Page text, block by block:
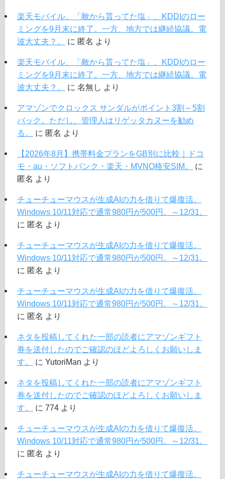
楽天モバイル、「敵から貰ってた塩」、KDDIのロー
ミングを9月末に終了。一方、地方では継続協議。電
波大丈夫？。
に 匿名 より
楽天モバイル、「敵から貰ってた塩」、KDDIのロー
ミングを9月末に終了。一方、地方では継続協議。電
波大丈夫？。
に 名無し より
アマゾンでクロックス サンダルがポイント3割～5割
バック。ただし、管理人はリゲッタカヌーを勧め
る。
に 匿名 より
【2026年8月】携帯料金プランをGB別に比較｜ドコ
モ・au・ソフトバンク・楽天・MVNO格安SIM。
に
匿名 より
チューチューマウスが生成AIの力を借りて爆復活。
Windows 10/11対応で通常980円が500円。～12/31。
に 匿名 より
チューチューマウスが生成AIの力を借りて爆復活。
Windows 10/11対応で通常980円が500円。～12/31。
に 匿名 より
チューチューマウスが生成AIの力を借りて爆復活。
Windows 10/11対応で通常980円が500円。～12/31。
に 匿名 より
ネタを投稿してくれた一部の読者にアマゾンギフト
券を送付したのでご確認のほどよろしくお願いしま
す。
に YutoriMan より
ネタを投稿してくれた一部の読者にアマゾンギフト
券を送付したのでご確認のほどよろしくお願いしま
す。
に 774より
チューチューマウスが生成AIの力を借りて爆復活。
Windows 10/11対応で通常980円が500円。～12/31。
に 匿名 より
チューチューマウスが生成AIの力を借りて爆復活。